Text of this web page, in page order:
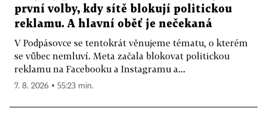
první volby, kdy sítě blokují politickou
reklamu. A hlavní oběť je nečekaná
V Podpásovce se tentokrát věnujeme tématu, o kterém
se vůbec nemluví. Meta začala blokovat politickou
reklamu na Facebooku a Instagramu a...
7. 8. 2026 ▪ 55:23 min.